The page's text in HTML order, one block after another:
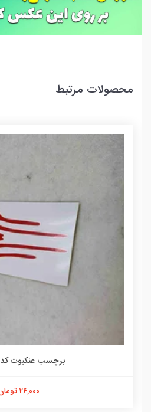
محصولات مرتبط
برچسب عنکبوت کد 6907121
26,000 تومان